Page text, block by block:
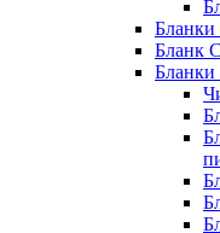
Бланки
Бланк
Бланки